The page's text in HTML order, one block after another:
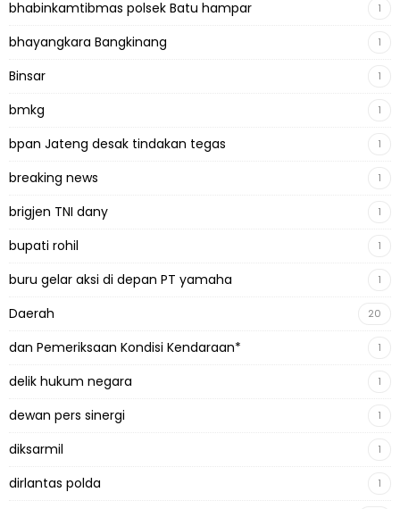
bhabinkamtibmas polsek Batu hampar 1
bhayangkara Bangkinang 1
Binsar 1
bmkg 1
bpan Jateng desak tindakan tegas 1
breaking news 1
brigjen TNI dany 1
bupati rohil 1
buru gelar aksi di depan PT yamaha 1
Daerah 20
dan Pemeriksaan Kondisi Kendaraan* 1
delik hukum negara 1
dewan pers sinergi 1
diksarmil 1
dirlantas polda 1